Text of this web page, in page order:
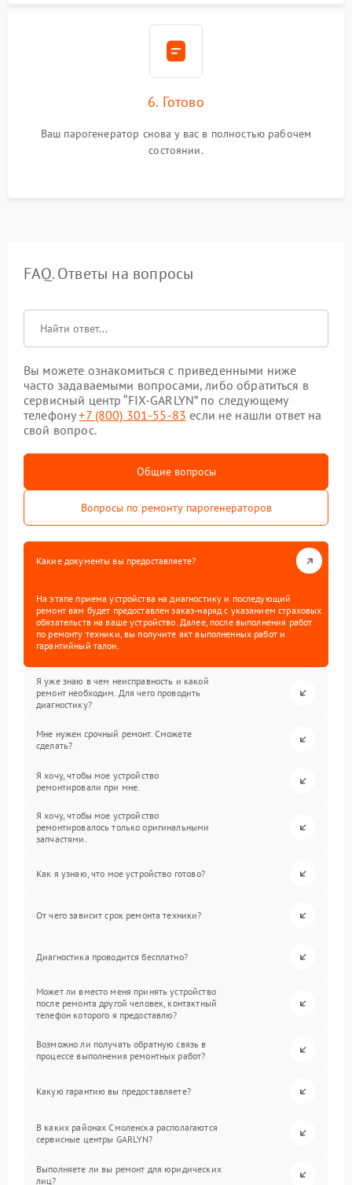
6. Готово
Ваш парогенератор снова у вас в полностью рабочем
состоянии.
FAQ. Ответы на вопросы
Вы можете ознакомиться с приведенными ниже
часто задаваемыми вопросами, либо обратиться в
сервисный центр “FIX-GARLYN” по следующему
телефону+7 (800) 301-55-83 если не нашли ответ на
свой вопрос.
Общие вопросы
Вопросы по ремонту парогенераторов
Какие документы вы предоставляете?
На этапе приема устройства на диагностику и последующий
ремонт вам будет предоставлен заказ-наряд с указанием страховых
обязательств на ваше устройство. Далее, после выполнения работ
по ремонту техники, вы получите акт выполненных работ и
гарантийный талон.
Я уже знаю в чем неисправность и какой
ремонт необходим. Для чего проводить
диагностику?
Мне нужен срочный ремонт. Сможете
сделать?
Я хочу, чтобы мое устройство
ремонтировали при мне.
Я хочу, чтобы мое устройство
ремонтировалось только оригинальными
запчастями.
Как я узнаю, что мое устройство готово?
От чего зависит срок ремонта техники?
Диагностика проводится бесплатно?
Может ли вместо меня принять устройство
после ремонта другой человек, контактный
телефон которого я предоставлю?
Возможно ли получать обратную связь в
процессе выполнения ремонтных работ?
Какую гарантию вы предоставляете?
В каких районах Смоленска располагаются
сервисные центры GARLYN?
Выполняете ли вы ремонт для юридических
лиц?